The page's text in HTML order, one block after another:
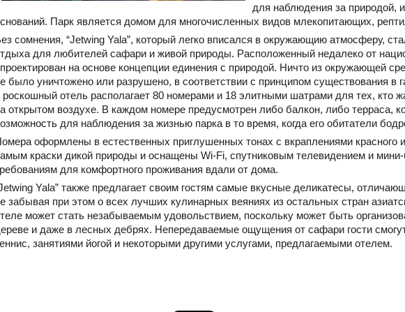
для наблюдения за природой,
Парк является домом для многочисленных видов млекопитающих,
сомнения, “Jetwing Yala”, который легко вписался в окружающию атмосферу,
для любителей сафари и живой природы. Расположенный недалеко от
на основе концепции единения с природой. Ничто из окружающей
было уничтожено или разрушено, в соответствии с принципом существования в
роскошный отель располагает 80 номерами и 18 элитными шатрами для тех, кто
открытом воздухе. В каждом номере предусмотрен либо балкон, либо терраса,
для наблюдения за жизнью парка в то время, когда его обитатели
оформлены в естественных приглушенных тонах с вкраплениями красного
краски дикой природы и оснащены Wi-Fi, спутниковым телевидением и
для комфортного проживания вдали от дома.
Yala” также предлагает своим гостям самые вкусные деликатесы,
забывая при этом о всех лучших кулинарных веяниях из остальных стран
может стать незабываемым удовольствием, поскольку может быть
и даже в лесных дебрях. Непередаваемые ощущения от сафари гости
занятиями йогой и некоторыми другими услугами, предлагаемыми отелем.